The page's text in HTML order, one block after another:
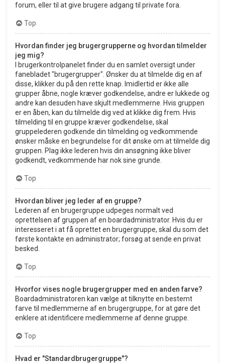
forum, eller til at give brugere adgang til private fora.
Top
Hvordan finder jeg brugergrupperne og hvordan tilmelder
jeg mig?
I brugerkontrolpanelet finder du en samlet oversigt under
fanebladet "brugergrupper". Ønsker du at tilmelde dig en af
disse, klikker du på den rette knap. Imidlertid er ikke alle
grupper åbne, nogle kræver godkendelse, andre er lukkede og
andre kan desuden have skjult medlemmerne. Hvis gruppen
er en åben, kan du tilmelde dig ved at klikke dig frem. Hvis
tilmelding til en gruppe kræver godkendelse, skal
gruppelederen godkende din tilmelding og vedkommende
ønsker måske en begrundelse for dit ønske om at tilmelde dig
gruppen. Plag ikke lederen hvis din ansøgning ikke bliver
godkendt, vedkommende har nok sine grunde.
Top
Hvordan bliver jeg leder af en gruppe?
Lederen af en brugergruppe udpeges normalt ved
oprettelsen af gruppen af en boardadministrator. Hvis du er
interesseret i at få oprettet en brugergruppe, skal du som det
første kontakte en administrator; forsøg at sende en privat
besked.
Top
Hvorfor vises nogle brugergrupper med en anden farve?
Boardadministratoren kan vælge at tilknytte en bestemt
farve til medlemmerne af en brugergruppe, for at gøre det
enklere at identificere medlemmerne af denne gruppe.
Top
Hvad er "Standardbrugergruppe"?